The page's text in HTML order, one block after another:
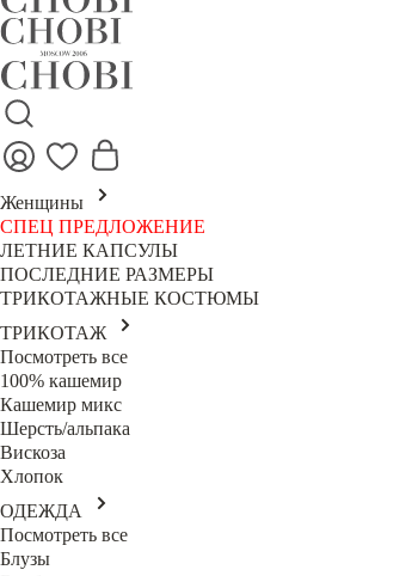
Женщины
СПЕЦ ПРЕДЛОЖЕНИЕ
ЛЕТНИЕ КАПСУЛЫ
ПОСЛЕДНИЕ РАЗМЕРЫ
ТРИКОТАЖНЫЕ КОСТЮМЫ
ТРИКОТАЖ
Посмотреть все
100% кашемир
Кашемир микс
Шерсть/альпака
Вискоза
Хлопок
ОДЕЖДА
Посмотреть все
Блузы